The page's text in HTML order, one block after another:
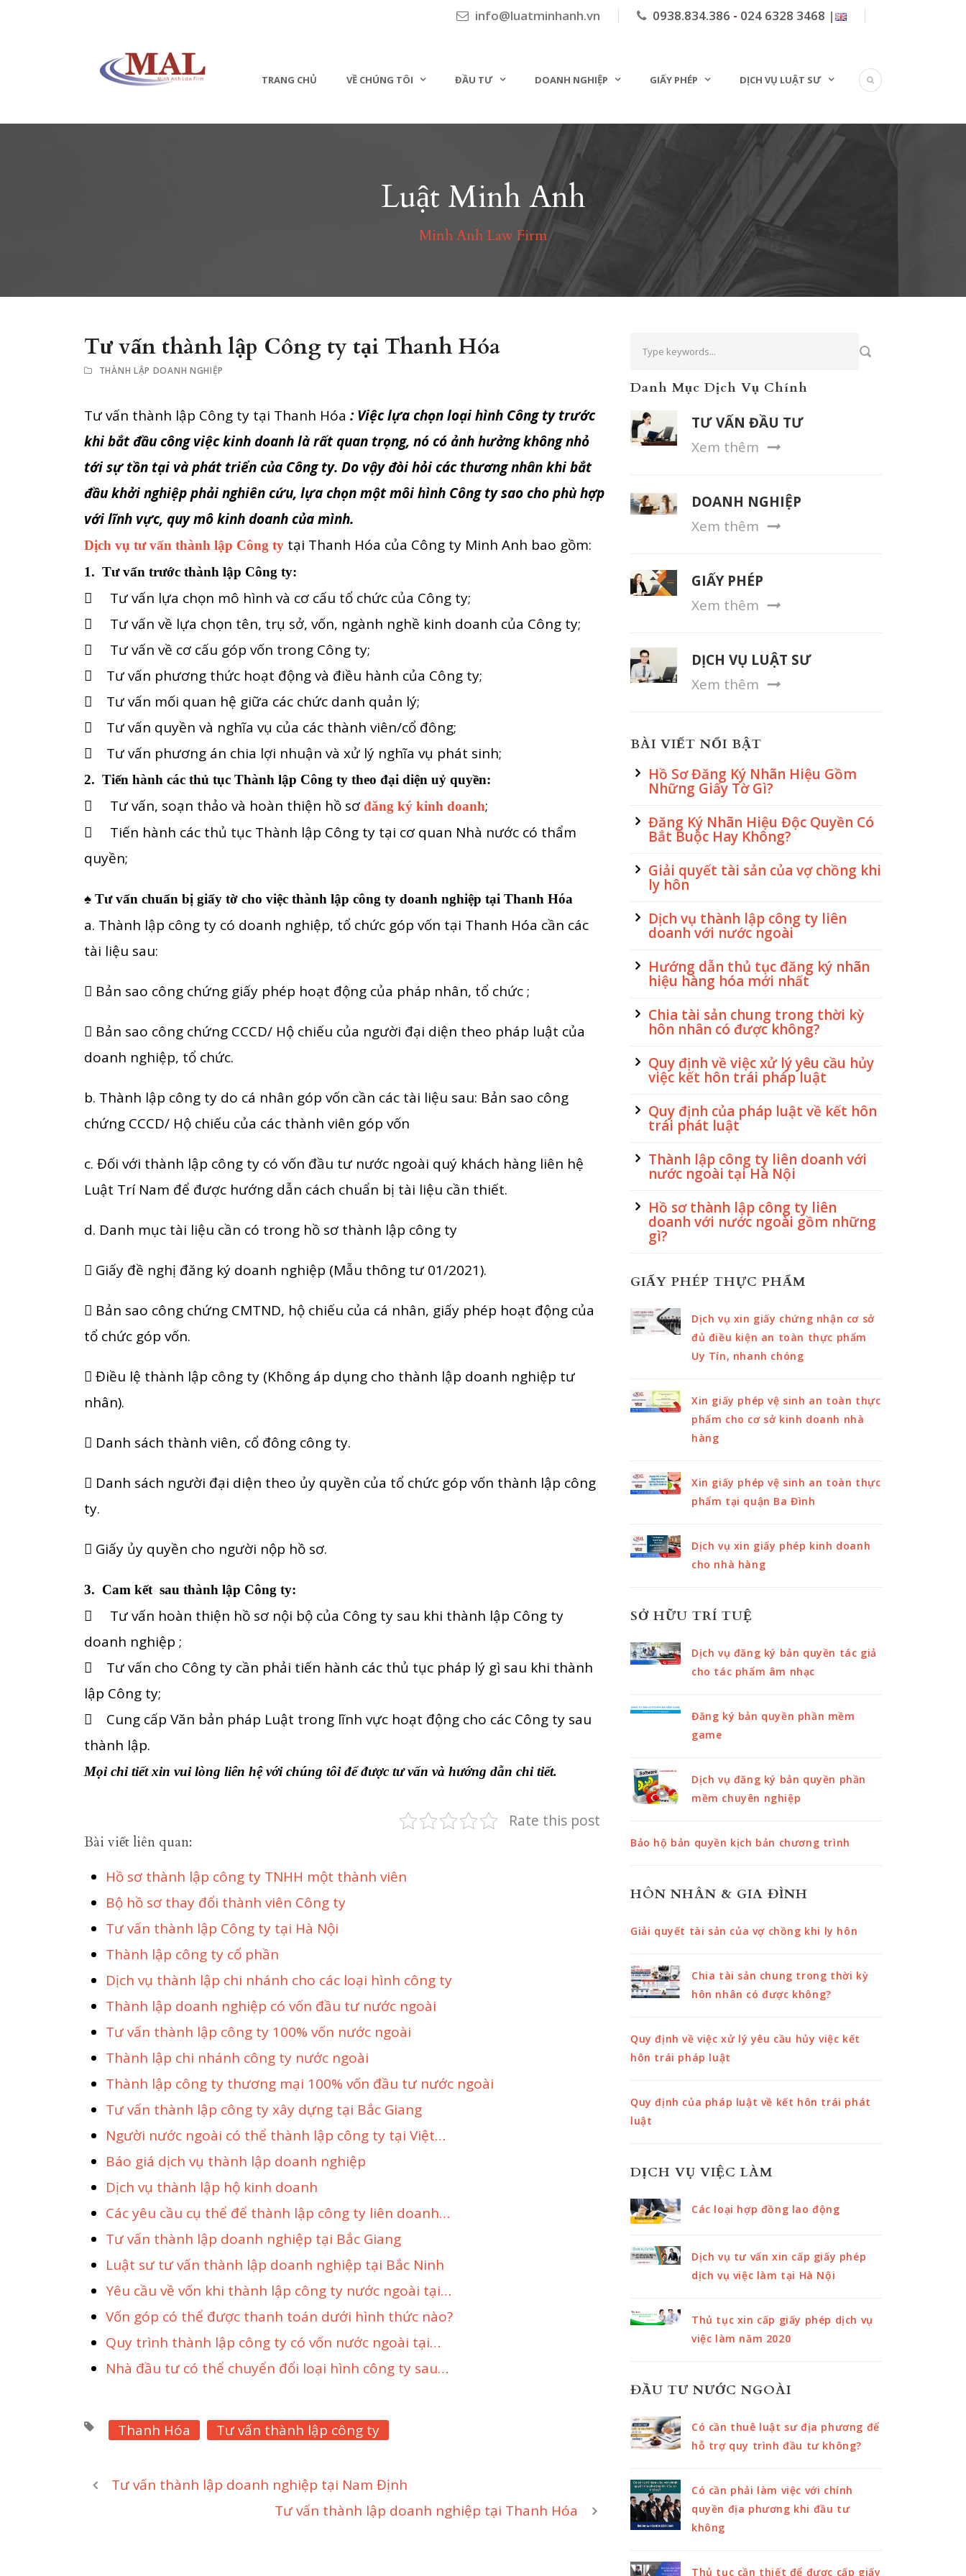
info@luatminhanh.vn 0938.834.386 - 024 6328 3468 |
TRANG CHỦ VỀ CHÚNG TÔI ĐẦU TƯ DOANH NGHIỆP GIẤY PHÉP DỊCH VỤ LUẬT SƯ
Luật Minh Anh
Minh Anh Law Firm
Tư vấn thành lập Công ty tại Thanh Hóa
THÀNH LẬP DOANH NGHIỆP
Tư vấn thành lập Công ty tại Thanh Hóa : Việc lựa chọn loại hình Công ty trước
khi bắt đầu công việc kinh doanh là rất quan trọng, nó có ảnh hưởng không nhỏ
tới sự tồn tại và phát triển của Công ty. Do vậy đòi hỏi các thương nhân khi bắt
đầu khởi nghiệp phải nghiên cứu, lựa chọn một môi hình Công ty sao cho phù hợp
với lĩnh vực, quy mô kinh doanh của mình.
Dịch vụ tư vấn thành lập Công ty tại Thanh Hóa của Công ty Minh Anh bao gồm:
1. Tư vấn trước thành lập Công ty:
 Tư vấn lựa chọn mô hình và cơ cấu tổ chức của Công ty;
 Tư vấn về lựa chọn tên, trụ sở, vốn, ngành nghề kinh doanh của Công ty;
 Tư vấn về cơ cấu góp vốn trong Công ty;
 Tư vấn phương thức hoạt động và điều hành của Công ty;
 Tư vấn mối quan hệ giữa các chức danh quản lý;
 Tư vấn quyền và nghĩa vụ của các thành viên/cổ đông;
 Tư vấn phương án chia lợi nhuận và xử lý nghĩa vụ phát sinh;
2. Tiến hành các thủ tục Thành lập Công ty theo đại diện uỷ quyền:
 Tư vấn, soạn thảo và hoàn thiện hồ sơ đăng ký kinh doanh;
 Tiến hành các thủ tục Thành lập Công ty tại cơ quan Nhà nước có thẩm
quyền;
♠ Tư vấn chuẩn bị giấy tờ cho việc thành lập công ty doanh nghiệp tại Thanh Hóa
a. Thành lập công ty có doanh nghiệp, tổ chức góp vốn tại Thanh Hóa cần các
tài liệu sau:
 Bản sao công chứng giấy phép hoạt động của pháp nhân, tổ chức ;
 Bản sao công chứng CCCD/ Hộ chiếu của người đại diện theo pháp luật của
doanh nghiệp, tổ chức.
b. Thành lập công ty do cá nhân góp vốn cần các tài liệu sau: Bản sao công
chứng CCCD/ Hộ chiếu của các thành viên góp vốn
c. Đối với thành lập công ty có vốn đầu tư nước ngoài quý khách hàng liên hệ
Luật Trí Nam để được hướng dẫn cách chuẩn bị tài liệu cần thiết.
d. Danh mục tài liệu cần có trong hồ sơ thành lập công ty
 Giấy đề nghị đăng ký doanh nghiệp (Mẫu thông tư 01/2021).
 Bản sao công chứng CMTND, hộ chiếu của cá nhân, giấy phép hoạt động của
tổ chức góp vốn.
 Điều lệ thành lập công ty (Không áp dụng cho thành lập doanh nghiệp tư
nhân).
 Danh sách thành viên, cổ đông công ty.
 Danh sách người đại diện theo ủy quyền của tổ chức góp vốn thành lập công
ty.
 Giấy ủy quyền cho người nộp hồ sơ.
3. Cam kết sau thành lập Công ty:
 Tư vấn hoàn thiện hồ sơ nội bộ của Công ty sau khi thành lập Công ty
doanh nghiệp ;
 Tư vấn cho Công ty cần phải tiến hành các thủ tục pháp lý gì sau khi thành
lập Công ty;
 Cung cấp Văn bản pháp Luật trong lĩnh vực hoạt động cho các Công ty sau
thành lập.
Mọi chi tiết xin vui lòng liên hệ với chúng tôi để được tư vấn và hướng dẫn chi tiết.
Rate this post
Bài viết liên quan:
Hồ sơ thành lập công ty TNHH một thành viên
Bộ hồ sơ thay đổi thành viên Công ty
Tư vấn thành lập Công ty tại Hà Nội
Thành lập công ty cổ phần
Dịch vụ thành lập chi nhánh cho các loại hình công ty
Thành lập doanh nghiệp có vốn đầu tư nước ngoài
Tư vấn thành lập công ty 100% vốn nước ngoài
Thành lập chi nhánh công ty nước ngoài
Thành lập công ty thương mại 100% vốn đầu tư nước ngoài
Tư vấn thành lập công ty xây dựng tại Bắc Giang
Người nước ngoài có thể thành lập công ty tại Việt…
Báo giá dịch vụ thành lập doanh nghiệp
Dịch vụ thành lập hộ kinh doanh
Các yêu cầu cụ thể để thành lập công ty liên doanh…
Tư vấn thành lập doanh nghiệp tại Bắc Giang
Luật sư tư vấn thành lập doanh nghiệp tại Bắc Ninh
Yêu cầu về vốn khi thành lập công ty nước ngoài tại…
Vốn góp có thể được thanh toán dưới hình thức nào?
Quy trình thành lập công ty có vốn nước ngoài tại…
Nhà đầu tư có thể chuyển đổi loại hình công ty sau…
Thanh Hóa Tư vấn thành lập công ty
Tư vấn thành lập doanh nghiệp tại Nam Định
Tư vấn thành lập doanh nghiệp tại Thanh Hóa
Danh Mục Dịch Vụ Chính
TƯ VẤN ĐẦU TƯ
Xem thêm
DOANH NGHIỆP
Xem thêm
GIẤY PHÉP
Xem thêm
DỊCH VỤ LUẬT SƯ
Xem thêm
BÀI VIẾT NỔI BẬT
Hồ Sơ Đăng Ký Nhãn Hiệu Gồm
Những Giấy Tờ Gì?
Đăng Ký Nhãn Hiệu Độc Quyền Có
Bắt Buộc Hay Không?
Giải quyết tài sản của vợ chồng khi
ly hôn
Dịch vụ thành lập công ty liên
doanh với nước ngoài
Hướng dẫn thủ tục đăng ký nhãn
hiệu hàng hóa mới nhất
Chia tài sản chung trong thời kỳ
hôn nhân có được không?
Quy định về việc xử lý yêu cầu hủy
việc kết hôn trái pháp luật
Quy định của pháp luật về kết hôn
trái phát luật
Thành lập công ty liên doanh với
nước ngoài tại Hà Nội
Hồ sơ thành lập công ty liên
doanh với nước ngoài gồm những
gì?
GIẤY PHÉP THỰC PHẨM
Dịch vụ xin giấy chứng nhận cơ sở
đủ điều kiện an toàn thực phẩm
Uy Tín, nhanh chóng
Xin giấy phép vệ sinh an toàn thực
phẩm cho cơ sở kinh doanh nhà
hàng
Xin giấy phép vệ sinh an toàn thực
phẩm tại quận Ba Đình
Dịch vụ xin giấy phép kinh doanh
cho nhà hàng
SỞ HỮU TRÍ TUỆ
Dịch vụ đăng ký bản quyền tác giả
cho tác phẩm âm nhạc
Đăng ký bản quyền phần mềm
game
Dịch vụ đăng ký bản quyền phần
mềm chuyên nghiệp
Bảo hộ bản quyền kịch bản chương trình
HÔN NHÂN & GIA ĐÌNH
Giải quyết tài sản của vợ chồng khi ly hôn
Chia tài sản chung trong thời kỳ
hôn nhân có được không?
Quy định về việc xử lý yêu cầu hủy việc kết
hôn trái pháp luật
Quy định của pháp luật về kết hôn trái phát
luật
DỊCH VỤ VIỆC LÀM
Các loại hợp đồng lao động
Dịch vụ tư vấn xin cấp giấy phép
dịch vụ việc làm tại Hà Nội
Thủ tục xin cấp giấy phép dịch vụ
việc làm năm 2020
ĐẦU TƯ NƯỚC NGOÀI
Có cần thuê luật sư địa phương để
hỗ trợ quy trình đầu tư không?
Có cần phải làm việc với chính
quyền địa phương khi đầu tư
không
Thủ tục cần thiết để được cấp giấy